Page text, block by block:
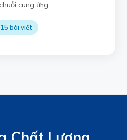
cung ứng
15 bài viết